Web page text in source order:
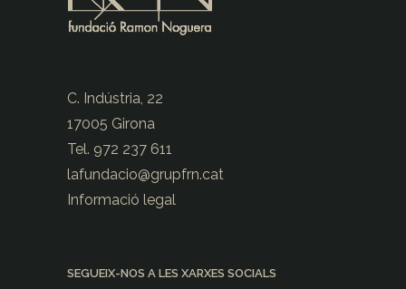
C. Indústria, 22
17005 Girona
Tel. 972 237 611
lafundacio@grupfrn.cat
Informació legal
SEGUEIX-NOS A LES XARXES SOCIALS